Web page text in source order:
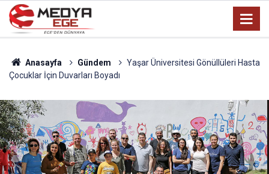
Anasayfa Gündem
Yaşar Üniversitesi Gönüllüleri Hasta
Çocuklar İçin Duvarları Boyadı